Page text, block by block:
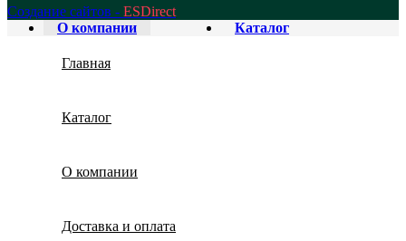
Создание сайтов - ESDirect
О компании
Каталог
Главная
Каталог
О компании
Доставка и оплата